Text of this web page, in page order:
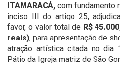
ITAMARACÁ, com fundamento
inciso III do artigo 25,
favor, o valor total de R$
reais), para apresentação de
atração artística citada no dia
Pátio da Igreja matriz de São